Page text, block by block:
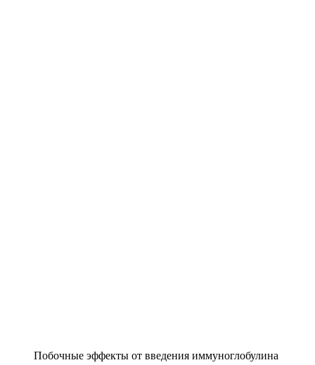
Побочные эффекты от введения иммуноглобулина